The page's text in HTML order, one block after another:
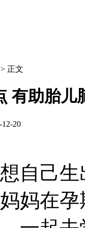
> 正文
有助胎儿
20
己生
妈在